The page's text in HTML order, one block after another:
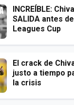
INCREÍBLE:
SALIDA antes
Leagues Cup
El crack de
justo a tiempo
la crisis